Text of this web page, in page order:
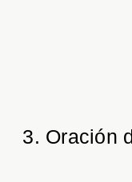
3. Oración